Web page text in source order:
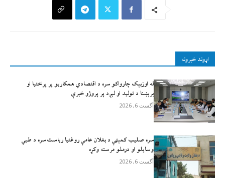
اړوند خبرونه
له اوزبېک چارواکو سره د اقتصادي همکاریو پر پراختیا او
برېښنا د تولید او لېږد پر پروژو خبرې
آگست 6, 2026
سره صلیب کمېټې د بغلان عامې روغتیا ریاست سره د طبي
وسایلو او درملو مرسته وکړه
آگست 6, 2026